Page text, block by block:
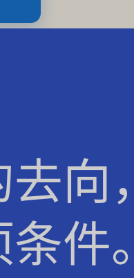
向，
件。